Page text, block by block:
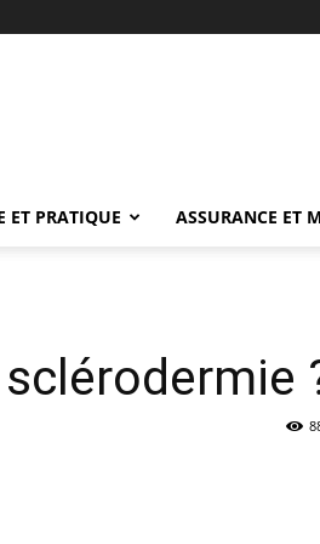
ET PRATIQUE ASSURANCE ET